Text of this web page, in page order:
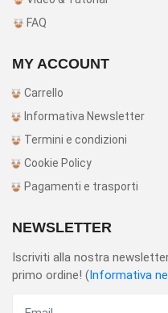
FAQ
MY ACCOUNT
Carrello
Informativa Newsletter
Termini e condizioni
Cookie Policy
Pagamenti e trasporti
NEWSLETTER
Iscriviti alla nostra
primo ordine! (Informativa